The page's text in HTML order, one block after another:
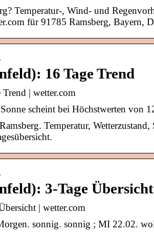
Temperatur-, Wind- und
für 91785 Ramsberg, Bayern,
16 Tage Trend
| wetter.com
scheint bei Höchstwerten von
Temperatur,
3-Tage Übersicht
| wetter.com
sonnig. sonnig ; MI 22.02.